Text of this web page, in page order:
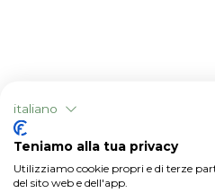
italiano
Teniamo alla tua privacy
Utilizziamo cookie propri e di terze
del sito web e dell'app.